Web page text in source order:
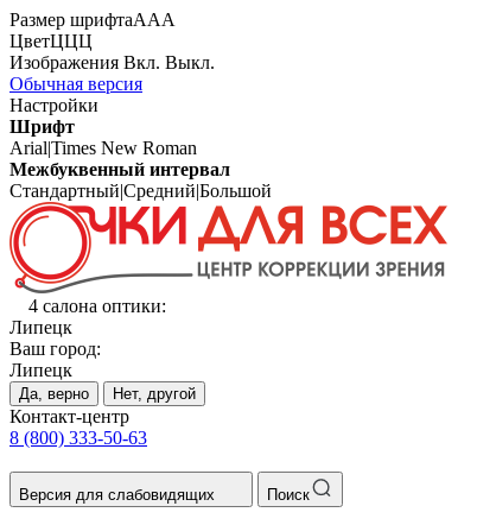
Размер шрифтаААА
ЦветЦЦЦ
Изображения Вкл. Выкл.
Обычная версия
Настройки
Шрифт
Arial|Times New Roman
Межбуквенный интервал
Стандартный|Средний|Большой
4 салона оптики:
Липецк
Ваш город:
Липецк
Да, верно Нет, другой
Контакт-центр
8 (800) 333-50-63
Версия для слабовидящих Поиск